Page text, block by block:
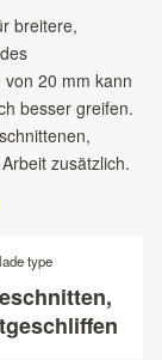
breitere,
20 mm kann
besser greifen.
zusätzlich.
type